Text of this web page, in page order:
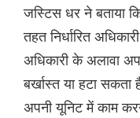
जस्टिस धर ने बताया
तहत निर्धारित
अधिकारी के अलावा
बर्खास्त या हटा
अपनी यूनिट में काम